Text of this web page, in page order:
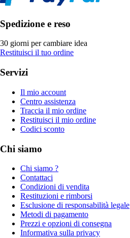
Spedizione e reso
30 giorni per cambiare idea
Restituisci il tuo ordine
Servizi
Il mio account
Centro assistenza
Traccia il mio ordine
Restituisci il mio ordine
Codici sconto
Chi siamo
Chi siamo ?
Contattaci
Condizioni di vendita
Restituzioni e rimborsi
Esclusione di responsabilità legale
Metodi di pagamento
Prezzi e opzioni di consegna
Informativa sulla privacy